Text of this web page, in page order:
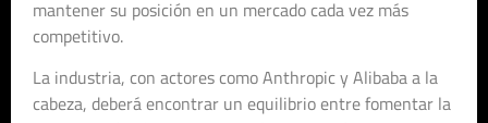
mantener su posición en un mercado cada vez más
competitivo.
La industria, con actores como Anthropic y Alibaba a la
cabeza, deberá encontrar un equilibrio entre fomentar la